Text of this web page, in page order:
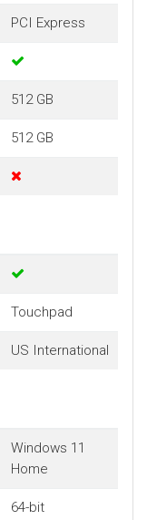
PCI Express
512 GB
512 GB
Touchpad
US International
Windows 11
Home
64-bit